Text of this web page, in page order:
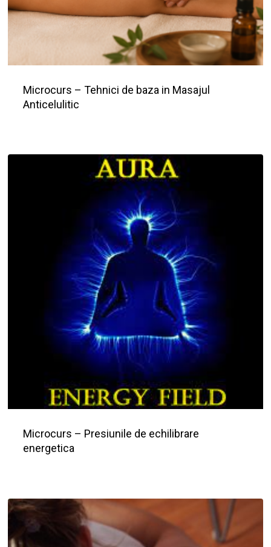
Nu ai niciun produs în coș.
Go To Shop
Microcurs – Tehnici de baza in Masajul
Anticelulitic
Microcurs – Presiunile de echilibrare
energetica